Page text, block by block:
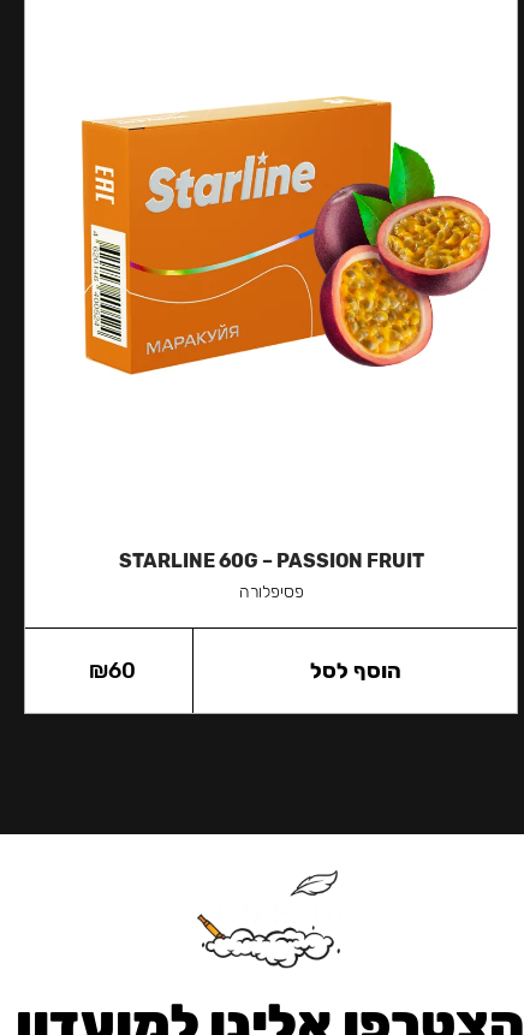
STARLINE 60G – PASSION FRUIT
פסיפלורה
₪60 הוסף לסל